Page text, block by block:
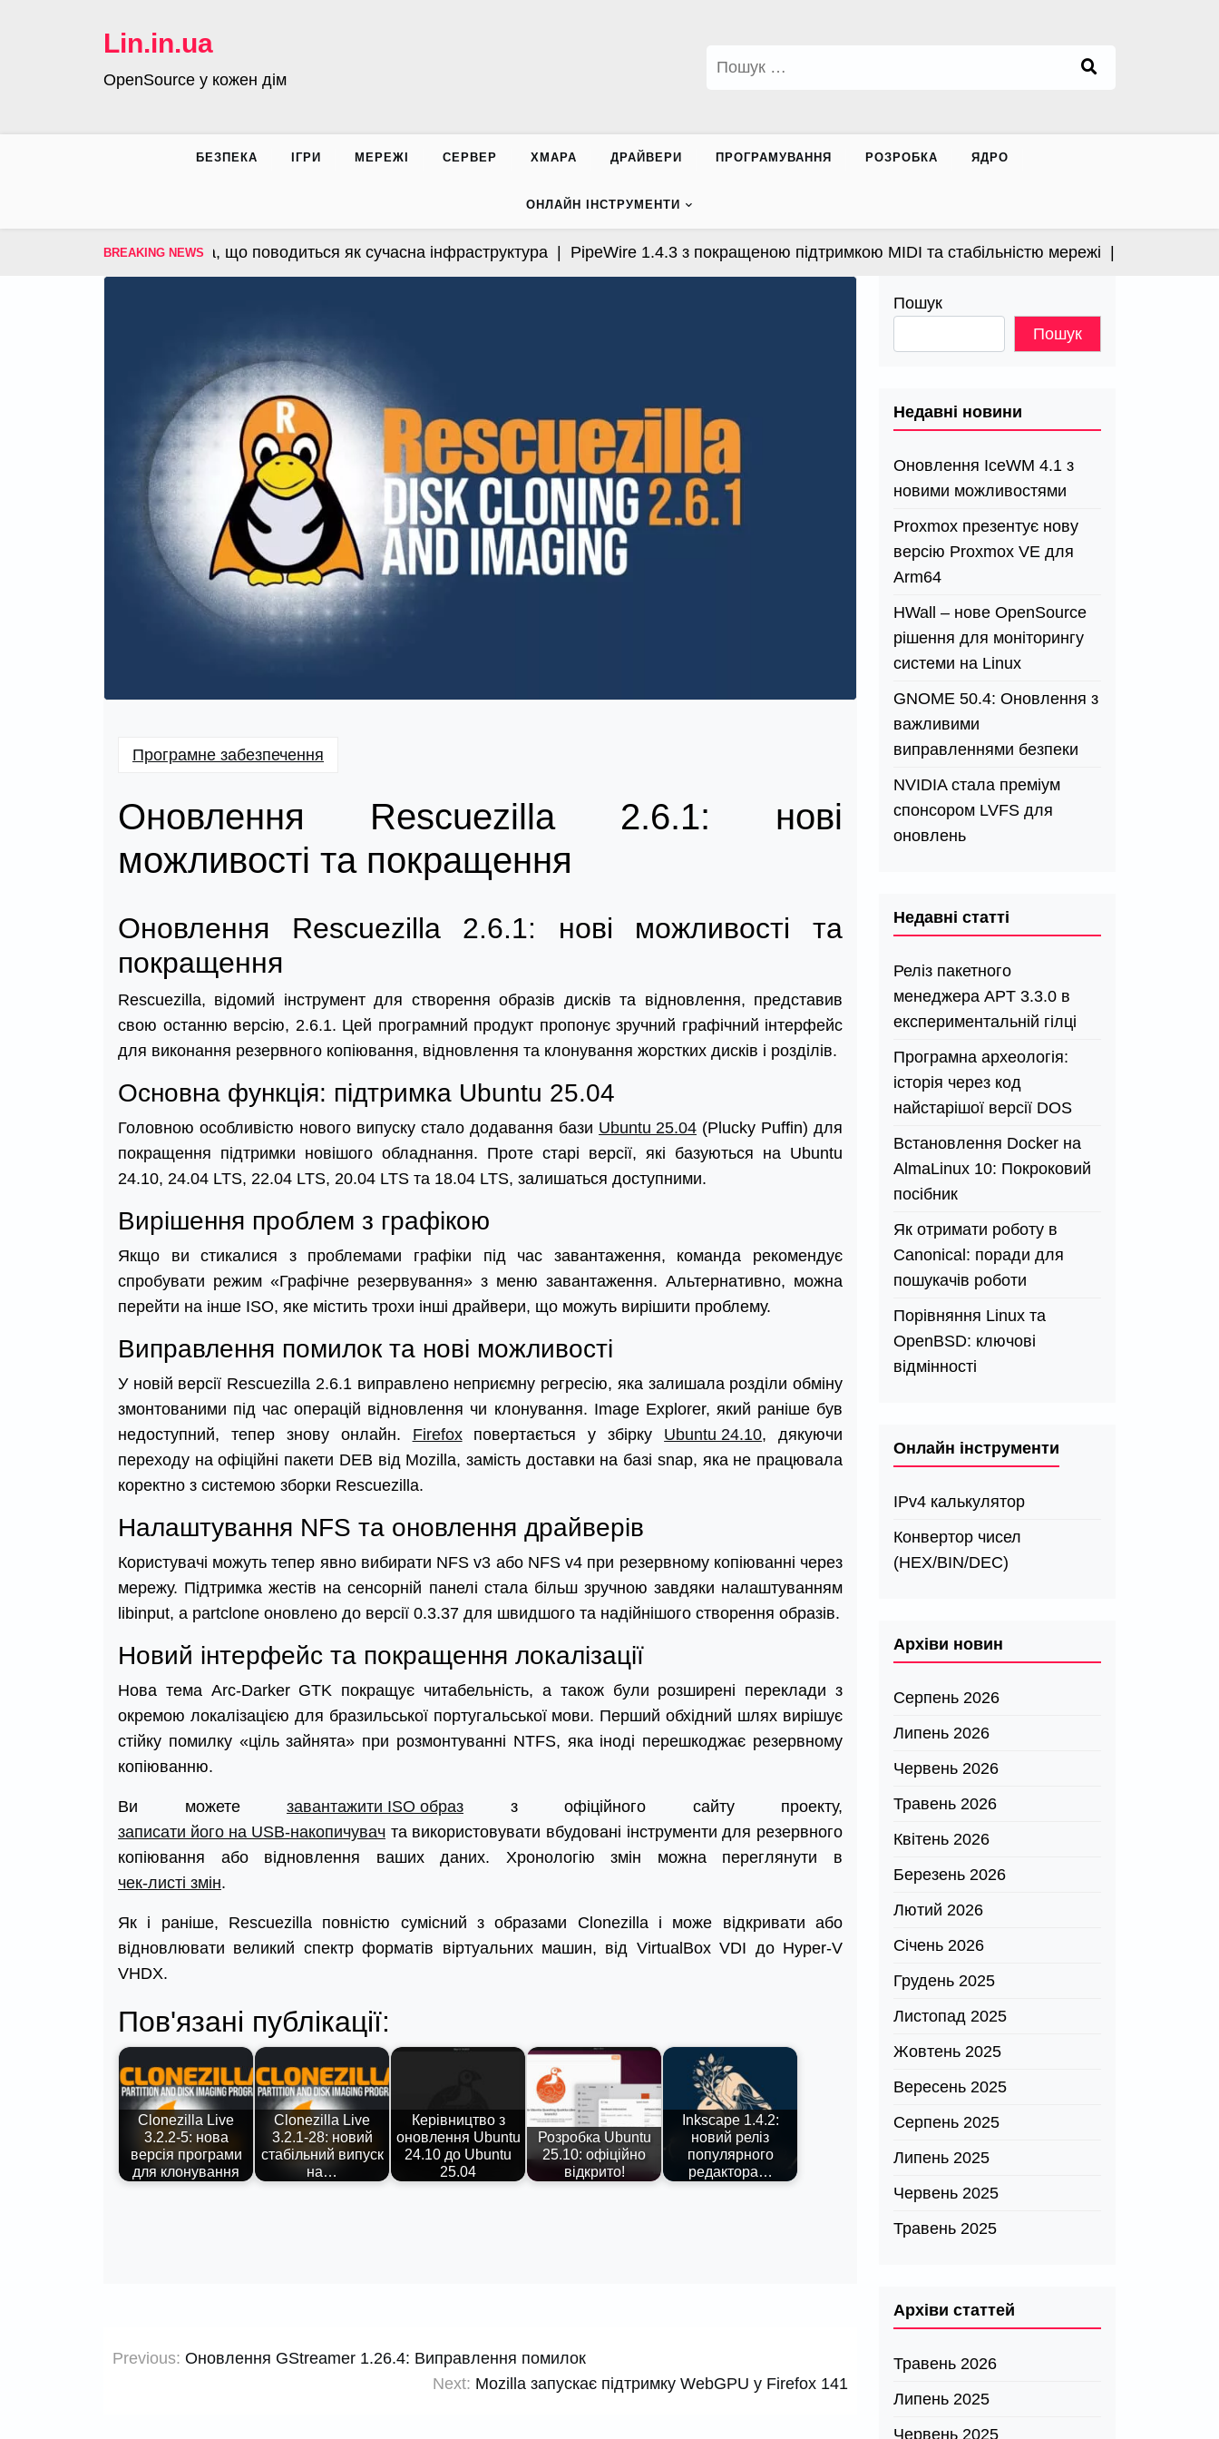
Lin.in.ua
OpenSource у кожен дім
БЕЗПЕКА ІГРИ МЕРЕЖІ СЕРВЕР ХМАРА ДРАЙВЕРИ ПРОГРАМУВАННЯ РОЗРОБКА ЯДРО
ОНЛАЙН ІНСТРУМЕНТИ
BREAKING NEWS
– операційна система, що поводиться як сучасна інфраструктура |PipeWire 1.4.3 з покращеною підтримкою MIDI та стабільністю мережі |Apple
Програмне забезпечення
Оновлення Rescuezilla 2.6.1: нові
можливості та покращення
Оновлення Rescuezilla 2.6.1: нові можливості та
покращення
Rescuezilla, відомий інструмент для створення образів дисків та відновлення, представив
свою останню версію, 2.6.1. Цей програмний продукт пропонує зручний графічний інтерфейс
для виконання резервного копіювання, відновлення та клонування жорстких дисків і розділів.
Основна функція: підтримка Ubuntu 25.04
Головною особливістю нового випуску стало додавання бази Ubuntu 25.04 (Plucky Puffin) для
покращення підтримки новішого обладнання. Проте старі версії, які базуються на Ubuntu
24.10, 24.04 LTS, 22.04 LTS, 20.04 LTS та 18.04 LTS, залишаться доступними.
Вирішення проблем з графікою
Якщо ви стикалися з проблемами графіки під час завантаження, команда рекомендує
спробувати режим «Графічне резервування» з меню завантаження. Альтернативно, можна
перейти на інше ISO, яке містить трохи інші драйвери, що можуть вирішити проблему.
Виправлення помилок та нові можливості
У новій версії Rescuezilla 2.6.1 виправлено неприємну регресію, яка залишала розділи обміну
змонтованими під час операцій відновлення чи клонування. Image Explorer, який раніше був
недоступний, тепер знову онлайн. Firefoxповертається у збірку Ubuntu 24.10, дякуючи
переходу на офіційні пакети DEB від Mozilla, замість доставки на базі snap, яка не працювала
коректно з системою зборки Rescuezilla.
Налаштування NFS та оновлення драйверів
Користувачі можуть тепер явно вибирати NFS v3 або NFS v4 при резервному копіюванні через
мережу. Підтримка жестів на сенсорній панелі стала більш зручною завдяки налаштуванням
libinput, а partclone оновлено до версії 0.3.37 для швидшого та надійнішого створення образів.
Новий інтерфейс та покращення локалізації
Нова тема Arc-Darker GTK покращує читабельність, а також були розширені переклади з
окремою локалізацією для бразильської португальської мови. Перший обхідний шлях вирішує
стійку помилку «ціль зайнята» при розмонтуванні NTFS, яка іноді перешкоджає резервному
копіюванню.
Ви можете завантажити ISO образ з офіційного сайту проекту,
записати його на USB-накопичувач та використовувати вбудовані інструменти для резервного
копіювання або відновлення ваших даних. Хронологію змін можна переглянути в
чек-листі змін.
Як і раніше, Rescuezilla повністю сумісний з образами Clonezilla і може відкривати або
відновлювати великий спектр форматів віртуальних машин, від VirtualBox VDI до Hyper-V
VHDX.
Пов'язані публікації:
Clonezilla Live
3.2.2-5: нова
версія програми
для клонування
Clonezilla Live
3.2.1-28: новий
стабільний випуск
на…
Керівництво з
оновлення Ubuntu
24.10 до Ubuntu
25.04
Розробка Ubuntu
25.10: офіційно
відкрито!
Inkscape 1.4.2:
новий реліз
популярного
редактора…
Навігація
Previous: Оновлення GStreamer 1.26.4: Виправлення помилок
Next: Mozilla запускає підтримку WebGPU у Firefox 141
Пошук
Пошук
Недавні новини
Оновлення IceWM 4.1 з
новими можливостями
Proxmox презентує нову
версію Proxmox VE для
Arm64
HWall – нове OpenSource
рішення для моніторингу
системи на Linux
GNOME 50.4: Оновлення з
важливими
виправленнями безпеки
NVIDIA стала преміум
спонсором LVFS для
оновлень
Недавні статті
Реліз пакетного
менеджера APT 3.3.0 в
експериментальній гілці
Програмна археологія:
історія через код
найстарішої версії DOS
Встановлення Docker на
AlmaLinux 10: Покроковий
посібник
Як отримати роботу в
Canonical: поради для
пошукачів роботи
Порівняння Linux та
OpenBSD: ключові
відмінності
Онлайн інструменти
IPv4 калькулятор
Конвертор чисел
(HEX/BIN/DEC)
Архіви новин
Серпень 2026
Липень 2026
Червень 2026
Травень 2026
Квітень 2026
Березень 2026
Лютий 2026
Січень 2026
Грудень 2025
Листопад 2025
Жовтень 2025
Вересень 2025
Серпень 2025
Липень 2025
Червень 2025
Травень 2025
Архіви статтей
Травень 2026
Липень 2025
Червень 2025